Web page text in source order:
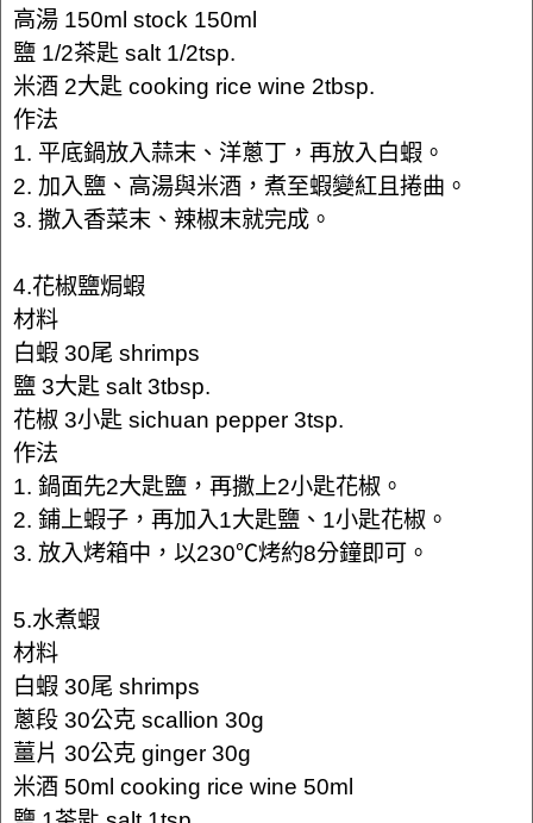
高湯 150ml stock 150ml
鹽 1/2茶匙 salt 1/2tsp.
米酒 2大匙 cooking rice wine 2tbsp.
作法
1. 平底鍋放入蒜末、洋蔥丁，再放入白蝦。
2. 加入鹽、高湯與米酒，煮至蝦變紅且捲曲。
3. 撒入香菜末、辣椒末就完成。
4.花椒鹽焗蝦
材料
白蝦 30尾 shrimps
鹽 3大匙 salt 3tbsp.
花椒 3小匙 sichuan pepper 3tsp.
作法
1. 鍋面先2大匙鹽，再撒上2小匙花椒。
2. 鋪上蝦子，再加入1大匙鹽、1小匙花椒。
3. 放入烤箱中，以230℃烤約8分鐘即可。
5.水煮蝦
材料
白蝦 30尾 shrimps
蔥段 30公克 scallion 30g
薑片 30公克 ginger 30g
米酒 50ml cooking rice wine 50ml